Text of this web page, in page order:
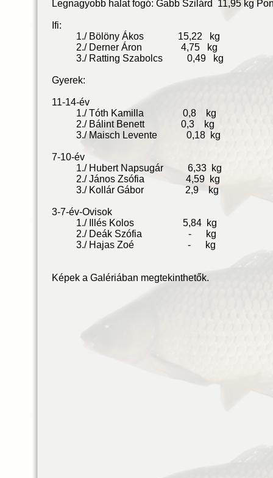
Legnagyobb halat fogó: Gabb Szilárd 11,95 kg
Ifi:
1./ Bölöny Ákos 15,22 kg
2./ Derner Áron 4,75 kg
3./ Ratting Szabolcs 0,49 kg
Gyerek:
11-14-év
1./ Tóth Kamilla 0,8 kg
2./ Bálint Benett 0,3 kg
3./ Maisch Levente 0,18 kg
7-10-év
1./ Hubert Napsugár 6,33 kg
2./ János Zsófia 4,59 kg
3./ Kollár Gábor 2,9 kg
3-7-év-Ovisok
1./ Illés Kolos 5,84 kg
2./ Deák Szófia - kg
3./ Hajas Zoé - kg
Képek a Galériában